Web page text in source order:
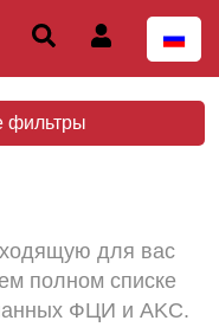
фильтры
для вас
полном списке
ФЦИ и AKC.